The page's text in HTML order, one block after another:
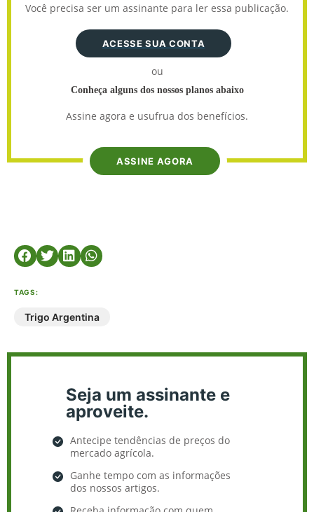
Você precisa ser um assinante para ler essa publicação.
ACESSE SUA CONTA
ou
Conheça alguns dos nossos planos abaixo
Assine agora e usufrua dos benefícios.
ASSINE AGORA
TAGS:
Trigo Argentina
Seja um assinante e
aproveite.
Antecipe tendências de preços do
mercado agrícola.
Ganhe tempo com as informações
dos nossos artigos.